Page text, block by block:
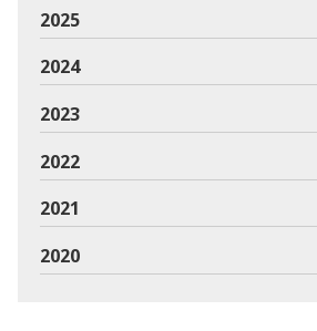
2025
2024
2023
2022
2021
2020